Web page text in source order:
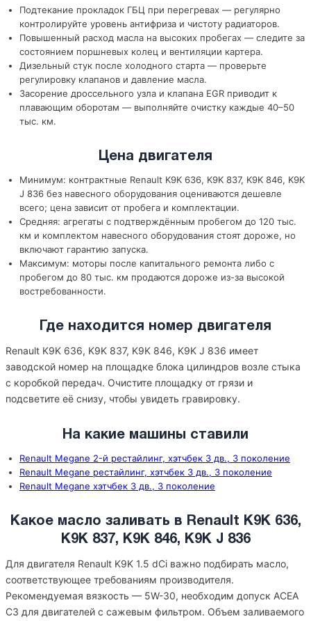
Подтекание прокладок ГБЦ при перегревах — регулярно
контролируйте уровень антифриза и чистоту радиаторов.
Повышенный расход масла на высоких пробегах — следите за
состоянием поршневых колец и вентиляции картера.
Дизельный стук после холодного старта — проверьте
регулировку клапанов и давление масла.
Засорение дроссельного узла и клапана EGR приводит к
плавающим оборотам — выполняйте очистку каждые 40–50
тыс. км.
Цена двигателя
Минимум: контрактные Renault K9K 636, K9K 837, K9K 846, K9K
J 836 без навесного оборудования оцениваются дешевле
всего; цена зависит от пробега и комплектации.
Средняя: агрегаты с подтверждённым пробегом до 120 тыс.
км и комплектом навесного оборудования стоят дороже, но
включают гарантию запуска.
Максимум: моторы после капитального ремонта либо с
пробегом до 80 тыс. км продаются дороже из-за высокой
востребованности.
Где находится номер двигателя
Renault K9K 636, K9K 837, K9K 846, K9K J 836 имеет
заводской номер на площадке блока цилиндров возле стыка
с коробкой передач. Очистите площадку от грязи и
подсветите её снизу, чтобы увидеть гравировку.
На какие машины ставили
Renault Megane 2-й рестайлинг, хэтчбек 3 дв., 3 поколение
Renault Megane рестайлинг, хэтчбек 3 дв., 3 поколение
Renault Megane хэтчбек 3 дв., 3 поколение
Какое масло заливать в Renault K9K 636,
K9K 837, K9K 846, K9K J 836
Для двигателя Renault K9K 1.5 dCi важно подбирать масло,
соответствующее требованиям производителя.
Рекомендуемая вязкость — 5W-30, необходим допуск ACEA
C3 для двигателей с сажевым фильтром. Объем заливаемого